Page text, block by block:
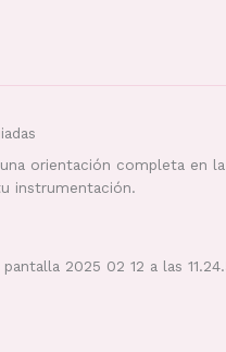
orientación completa en la
instrumentación.